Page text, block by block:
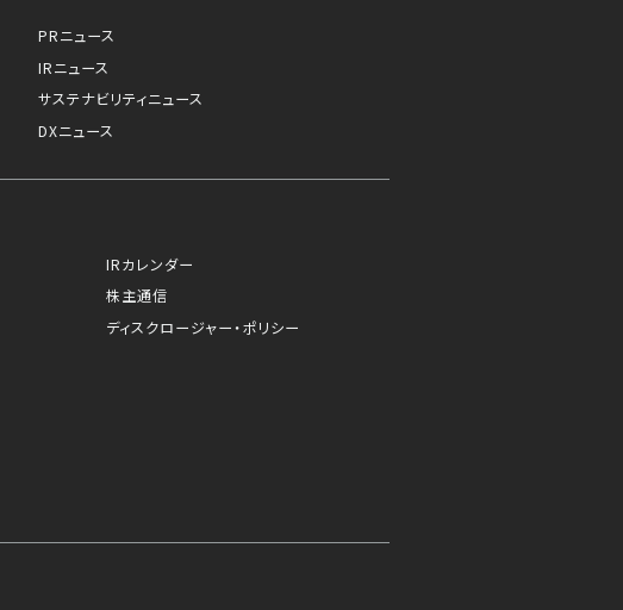
PRニュース
IRニュース
サステナビリティニュース
DXニュース
IRカレンダー
株主通信
ディスクロージャー・ポリシー